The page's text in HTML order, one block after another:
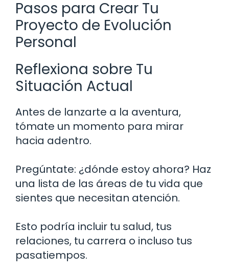
Pasos para Crear Tu
Proyecto de Evolución
Personal
Reflexiona sobre Tu
Situación Actual
Antes de lanzarte a la aventura,
tómate un momento para mirar
hacia adentro.
Pregúntate: ¿dónde estoy ahora? Haz
una lista de las áreas de tu vida que
sientes que necesitan atención.
Esto podría incluir tu salud, tus
relaciones, tu carrera o incluso tus
pasatiempos.